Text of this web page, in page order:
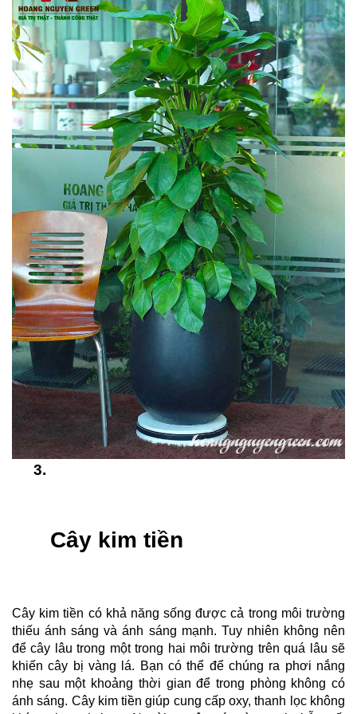
Cây kim tiền
Cây kim tiền có khả năng sống được cả trong môi trường
thiếu ánh sáng và ánh sáng mạnh. Tuy nhiên không nên
để cây lâu trong một trong hai môi trường trên quá lâu sẽ
khiến cây bị vàng lá. Bạn có thể để chúng ra phơi nắng
nhẹ sau một khoảng thời gian để trong phòng không có
ánh sáng. Cây kim tiền giúp cung cấp oxy, thanh lọc không